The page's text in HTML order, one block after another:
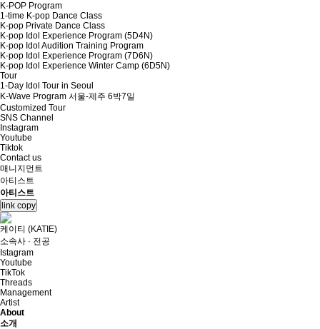
K-POP Program
1-time K-pop Dance Class
K-pop Private Dance Class
K-pop Idol Experience Program (5D4N)
K-pop Idol Audition Training Program
K-pop Idol Experience Program (7D6N)
K-pop Idol Experience Winter Camp (6D5N)
Tour
1-Day Idol Tour in Seoul
K-Wave Program 서울-제주 6박7일
Customized Tour
SNS Channel
Instagram
Youtube
Tiktok
Contact us
매니지먼트
아티스트
아티스트
link copy
케이티 (KATIE)
소속사 · 전공
Istagram
Youtube
TikTok
Threads
Management
Artist
About
소개